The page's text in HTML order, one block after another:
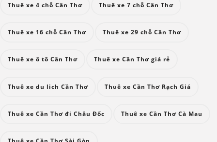
Thuê xe 4 chỗ Cần Thơ Thuê xe 7 chỗ Cần Thơ
Thuê xe 16 chỗ Cần Thơ Thuê xe 29 chỗ Cần Thơ
Thuê xe ô tô Cần Thơ Thuê xe Cần Thơ giá rẻ
Thuê xe du lich Cần Thơ Thuê xe Cần Thơ Rạch Giá
Thuê xe Cần Thơ đi Châu Đốc Thuê xe Cần Thơ Cà Mau